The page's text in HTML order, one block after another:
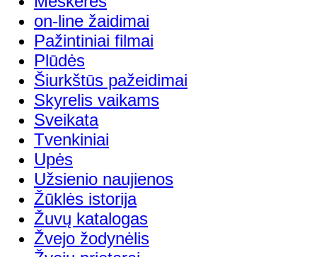
on-line žaidimai
Pažintiniai filmai
Plūdės
Šiurkštūs pažeidimai
Skyrelis vaikams
Sveikata
Tvenkiniai
Upės
Užsienio naujienos
Žūklės istorija
Žuvų katalogas
Žvejo žodynėlis